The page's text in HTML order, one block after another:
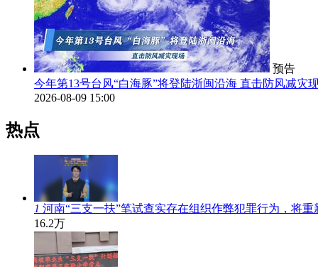
预告
今年第13号台风“白海豚”将登陆浙闽沿海 直击防风减灾
2026-08-09 15:00
热点
1 河南“三支一扶”笔试查实存在组织作弊犯罪行为，将重
16.2万